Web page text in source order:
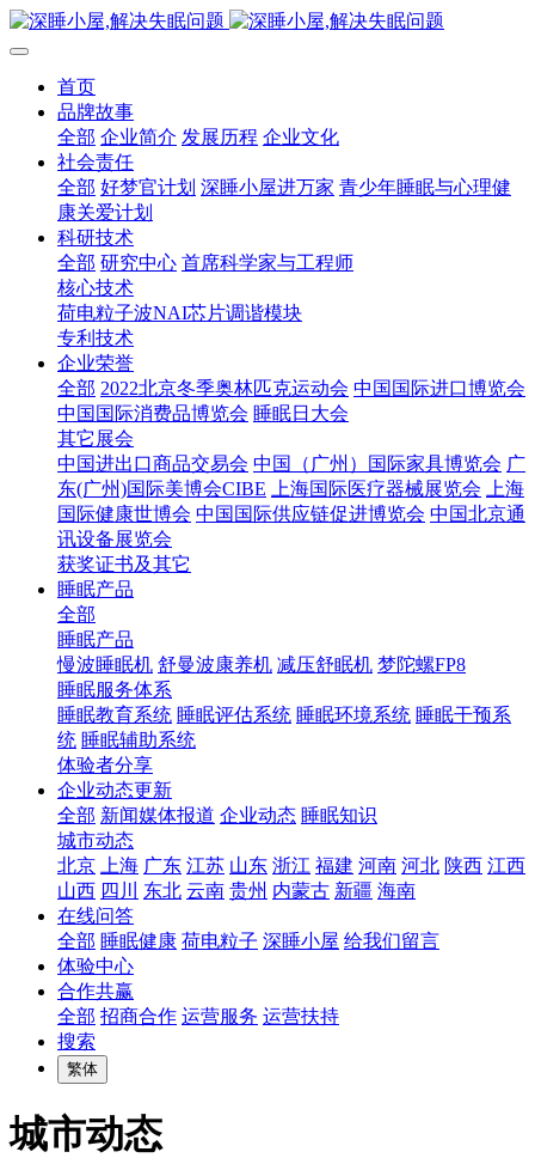
首页
品牌故事
全部 企业简介 发展历程 企业文化
社会责任
全部 好梦官计划 深睡小屋进万家 青少年睡眠与心理健
康关爱计划
科研技术
全部 研究中心 首席科学家与工程师
核心技术
荷电粒子波NAI芯片调谐模块
专利技术
企业荣誉
全部 2022北京冬季奥林匹克运动会 中国国际进口博览会
中国国际消费品博览会 睡眠日大会
其它展会
中国进出口商品交易会 中国（广州）国际家具博览会 广
东(广州)国际美博会CIBE
上海国际医疗器械展览会
上海
国际健康世博会 中国国际供应链促进博览会 中国北京通
讯设备展览会
获奖证书及其它
睡眠产品
全部
睡眠产品
慢波睡眠机 舒曼波康养机 减压舒眠机 梦陀螺FP8
睡眠服务体系
睡眠教育系统 睡眠评估系统 睡眠环境系统 睡眠干预系
统 睡眠辅助系统
体验者分享
企业动态更新
全部 新闻媒体报道 企业动态 睡眠知识
城市动态
北京
上海 广东 江苏 山东 浙江 福建 河南 河北 陕西 江西
山西 四川 东北 云南 贵州 内蒙古 新疆 海南
在线问答
全部 睡眠健康 荷电粒子 深睡小屋 给我们留言
体验中心
合作共赢
全部 招商合作 运营服务 运营扶持
搜索
繁体
城市动态